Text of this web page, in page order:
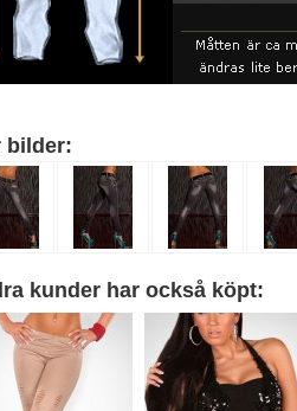
bilder:
kunder har också köpt: